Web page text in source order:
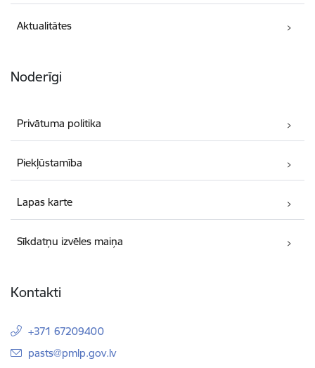
Aktualitātes
Noderīgi
Privātuma politika
Piekļūstamība
Lapas karte
Sīkdatņu izvēles maiņa
Kontakti
+371 67209400
E-pasts:
pasts@pmlp.gov.lv